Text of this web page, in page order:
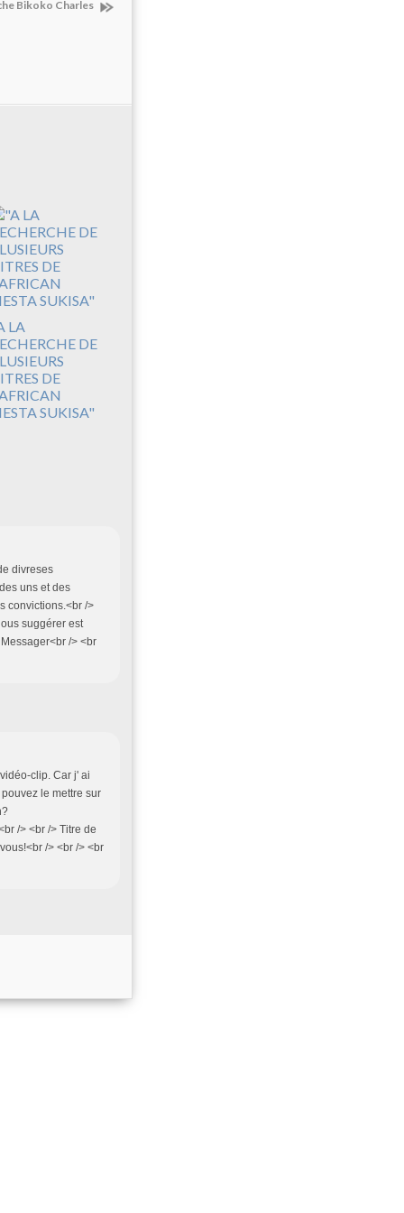
Bikoko Charles
LA
DE
DE
SUKISA"
divreses
uns et des
convictions.<br />
suggérer est
/> <br
clip. Car j' ai
le mettre sur
/> <br /> Titre de
/> <br /> <br